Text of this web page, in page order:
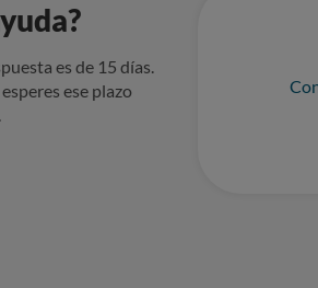
es de 15 días.
ese plazo